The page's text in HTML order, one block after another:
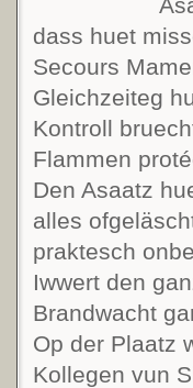
dass huet
Secours
Gleichzeiteg
Kontroll
Flammen
Den Asaatz
alles
praktesch
Iwwert den
Brandwacht
Op der Plaatz
Kollegen vun